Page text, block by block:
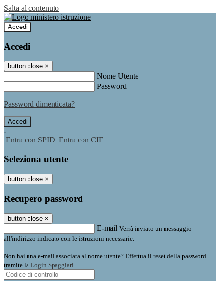
Salta al contenuto
Accedi
Accedi
button close ×
Nome Utente
Password
Password dimenticata?
-
Entra con SPID Entra con CIE
Seleziona utente
button close ×
Recupero password
button close ×
E-mail Verrà inviato un messaggio
all'indirizzo indicato con le istruzioni necessarie.
Non hai una e-mail associata al nome utente? Effettua il reset della password
tramite la Login Spaggiari